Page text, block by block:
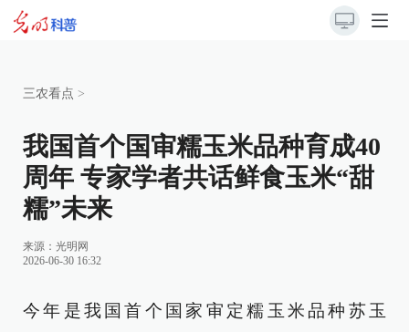
三农看点 >
我国首个国审糯玉米品种育成40
周年 专家学者共话鲜食玉米“甜
糯”未来
来源： 光明网
2026-06-30 16:32
今年是我国首个国家审定糯玉米品种苏玉